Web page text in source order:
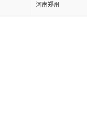
河南郑州